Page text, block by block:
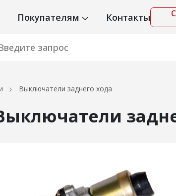
Покупателям Контакты
Выключатели заднего хода